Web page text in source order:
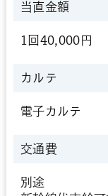
当直金額
1回40,000円
カルテ
電子カルテ
交通費
別途